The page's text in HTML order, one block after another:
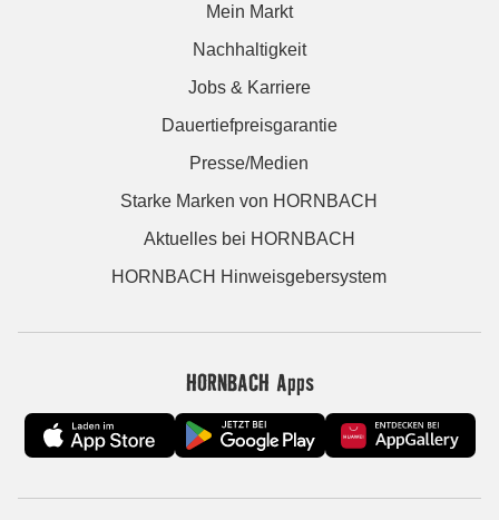
Mein Markt
Nachhaltigkeit
Jobs & Karriere
Dauertiefpreisgarantie
Presse/Medien
Starke Marken von HORNBACH
Aktuelles bei HORNBACH
HORNBACH Hinweisgebersystem
HORNBACH Apps